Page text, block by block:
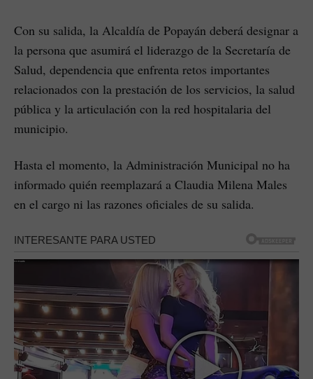
Con su salida, la Alcaldía de Popayán deberá designar a
la persona que asumirá el liderazgo de la Secretaría de
Salud, dependencia que enfrenta retos importantes
relacionados con la prestación de los servicios, la salud
pública y la articulación con la red hospitalaria del
municipio.
Hasta el momento, la Administración Municipal no ha
informado quién reemplazará a Claudia Milena Males
en el cargo ni las razones oficiales de su salida.